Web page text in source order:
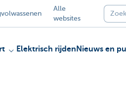
Alle
websites
Elektrisch rijden Nieuws en